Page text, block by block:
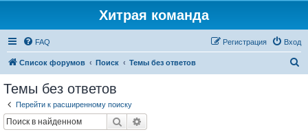
Хитрая команда
FAQ Вход
Регистрация
Список форумов Поиск Темы без ответов
Темы без ответов
Перейти к расширенному поиску
Поиск